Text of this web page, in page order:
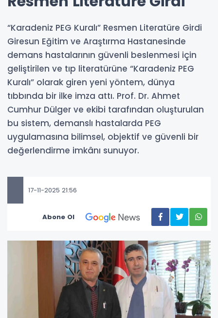
“Karadeniz PEG Kuralı” Resmen Literatüre Girdi
Giresun Eğitim ve Araştırma Hastanesinde
demans hastalarının güvenli beslenmesi için
geliştirilen ve tıp literatürüne “Karadeniz PEG
Kuralı” olarak giren yeni yöntem, dünya
tıbbında bir ilke imza attı. Prof. Dr. Ahmet
Cumhur Dülger ve ekibi tarafından oluşturulan
bu sistem, demanslı hastalarda PEG
uygulamasına bilimsel, objektif ve güvenli bir
değerlendirme imkânı sunuyor.
17-11-2025 21:56
Abone Ol